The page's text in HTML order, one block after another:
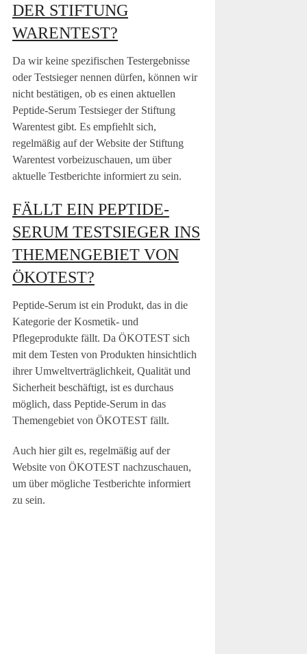
DER STIFTUNG
WARENTEST?
Da wir keine spezifischen Testergebnisse
oder Testsieger nennen dürfen, können wir
nicht bestätigen, ob es einen aktuellen
Peptide-Serum Testsieger der Stiftung
Warentest gibt. Es empfiehlt sich,
regelmäßig auf der Website der Stiftung
Warentest vorbeizuschauen, um über
aktuelle Testberichte informiert zu sein.
FÄLLT EIN PEPTIDE-
SERUM TESTSIEGER INS
THEMENGEBIET VON
ÖKOTEST?
Peptide-Serum ist ein Produkt, das in die
Kategorie der Kosmetik- und
Pflegeprodukte fällt. Da ÖKOTEST sich
mit dem Testen von Produkten hinsichtlich
ihrer Umweltverträglichkeit, Qualität und
Sicherheit beschäftigt, ist es durchaus
möglich, dass Peptide-Serum in das
Themengebiet von ÖKOTEST fällt.
Auch hier gilt es, regelmäßig auf der
Website von ÖKOTEST nachzuschauen,
um über mögliche Testberichte informiert
zu sein.